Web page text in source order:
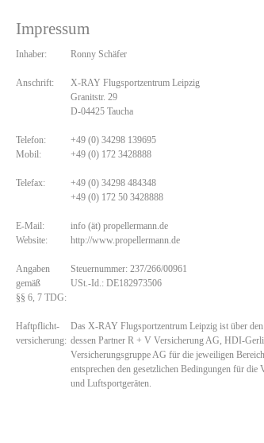
Impressum
Inhaber: Ronny Schäfer
Anschrift:
X-RAY Flugsportzentrum Leipzig
Granitstr. 29
D-04425 Taucha
Telefon:
+49 (0) 34298 139695
Mobil:
+49 (0) 172 3428888
Telefax:
+49 (0) 34298 484348
+49 (0) 172 50 3428888
E-Mail:
info (ät) propellermann.de
Website:
http://www.propellermann.de
Angaben
gemäß
§§ 6, 7 TDG:
Steuernummer: 237/266/00961
USt.-Id.: DE182973506
Haftpflicht-
versicherung:
Das X-RAY Flugsportzentrum Leipzig ist über
dessen Partner R + V Versicherung AG, HDI-
Versicherungsgruppe AG für die jeweiligen
entsprechen den gesetzlichen Bedingungen für
und Luftsportgeräten.